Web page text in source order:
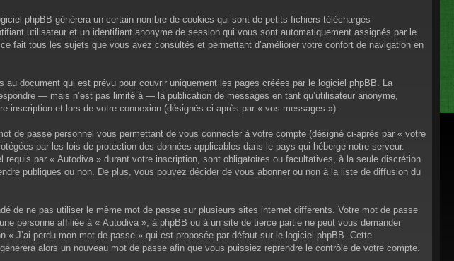
phpBB génèrera un certain nombre de cookies qui sont de petits fichiers téléchargés
utilisateur et un identifiant anonyme de session qui vous sont automatiquement assignés par le
fait tous les sujets que vous avez consultés et permettant d’améliorer votre confort de navigation en
document qui est prévu pour couvrir uniquement les pages créées par le logiciel phpBB. La
— mais n’est pas limité à — la publication de messages en tant qu’utilisateur anonyme,
inscription et lors de votre connexion (désignés ci-après par « vos messages »).
de passe personnel vous permettant de vous connecter à votre compte (désigné ci-après par « votre
par les lois de protection des données applicables dans le pays qui héberge notre serveur.
par « Autodiva » durant votre inscription, sont obligatoires ou facultatives, à la seule discrétion
publiques ou non. De plus, vous pouvez décider de vous abonner ou non à la liste de diffusion du
de ne pas utiliser le même mot de passe sur plusieurs sites internet différents. Votre mot de passe
personne affiliée à « Autodiva », à phpBB ou à un site de tierce partie ne peut vous demander
J’ai perdu mon mot de passe » qui est proposée par défaut sur le logiciel phpBB. Cette
alors un nouveau mot de passe afin que vous puissiez reprendre le contrôle de votre compte.